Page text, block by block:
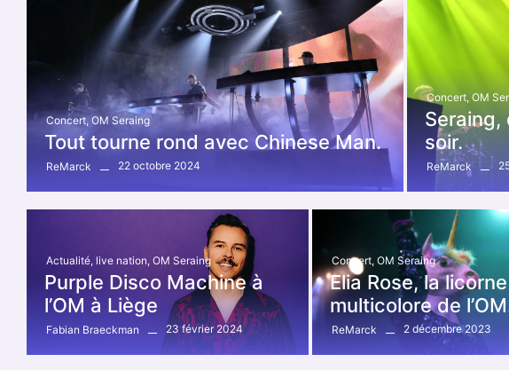
Concert, OM Seraing
Tout tourne rond avec Chinese Man.
ReMarck 22 octobre 2024
Concert, OM
soir.
ReMarck
Actualité, live nation, OM Seraing
Purple Disco Machine à
l’OM à Liège
Fabian Braeckman 23 février 2024
Concert, OM Seraing
Elia Rose, la licorne
multicolore de
ReMarck 2 décembre 2023